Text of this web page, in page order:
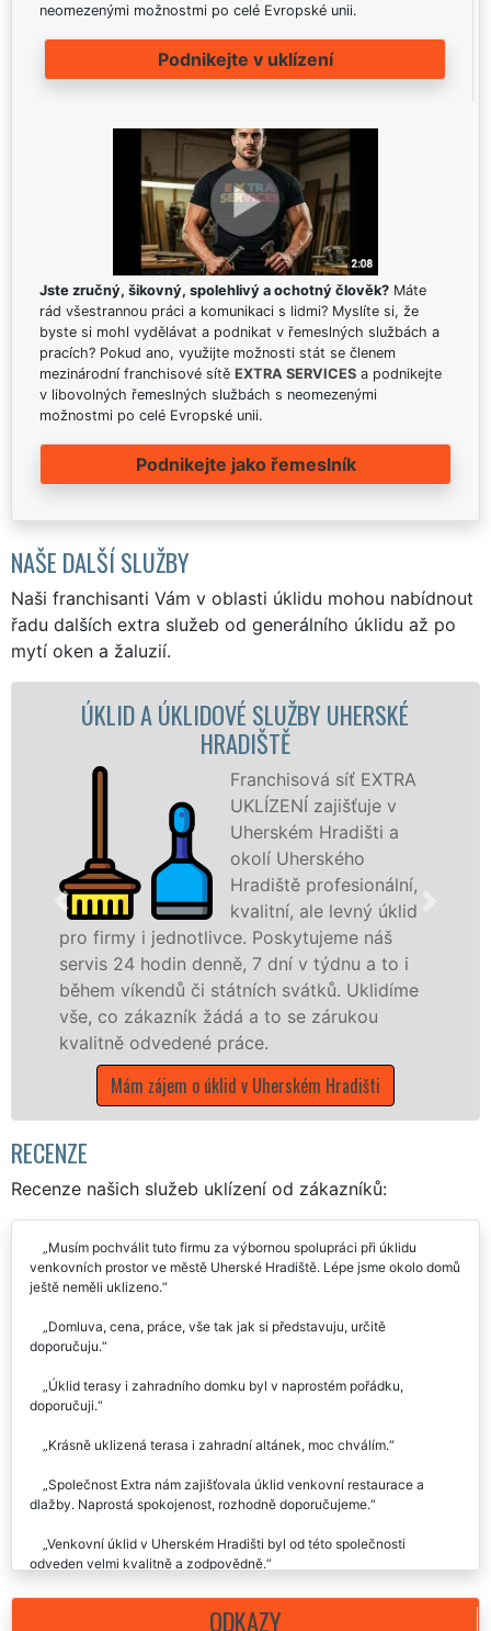
neomezenými možnostmi po celé Evropské unii.
Podnikejte v uklízení
Jste zručný, šikovný, spolehlivý a ochotný člověk? Máte
rád všestrannou práci a komunikaci s lidmi? Myslíte si, že
byste si mohl vydělávat a podnikat v řemeslných službách a
pracích? Pokud ano, využijte možnosti stát se členem
mezinárodní franchisové sítě EXTRA SERVICES a podnikejte
v libovolných řemeslných službách s neomezenými
možnostmi po celé Evropské unii.
Podnikejte jako řemeslník
NAŠE DALŠÍ SLUŽBY
Naši franchisanti Vám v oblasti úklidu mohou nabídnout
řadu dalších extra služeb od generálního úklidu až po
mytí oken a žaluzií.
ÚKLID A ÚKLIDOVÉ SLUŽBY UHERSKÉ
HRADIŠTĚ
Franchisová síť EXTRA
UKLÍZENÍ zajišťuje v
Uherském Hradišti a
okolí Uherského
Hradiště profesionální,
kvalitní, ale levný úklid
firmy i jednotlivce. Poskytujeme náš
24 hodin denně, 7 dní v týdnu a to i
víkendů či státních svátků. Uklidíme
co zákazník žádá a to se zárukou
odvedené práce.
Mám zájem o úklid v Uherském Hradišti
RECENZE
Recenze našich služeb uklízení od zákazníků:
Musím pochválit tuto firmu za výbornou spolupráci při úklidu
venkovních prostor ve městě Uherské Hradiště. Lépe jsme okolo domů
ještě neměli uklizeno.
Domluva, cena, práce, vše tak jak si představuju, určitě
doporučuju.
Úklid terasy i zahradního domku byl v naprostém pořádku,
doporučuji.
Krásně uklizená terasa i zahradní altánek, moc chválím.
Společnost Extra nám zajišťovala úklid venkovní restaurace a
dlažby. Naprostá spokojenost, rozhodně doporučujeme.
Venkovní úklid v Uherském Hradišti byl od této společnosti
odveden velmi kvalitně a zodpovědně.
ODKAZY